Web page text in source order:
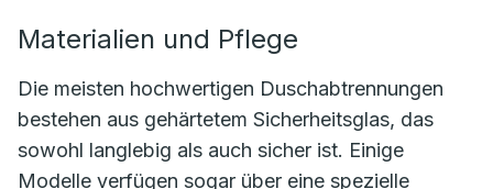
Materialien und Pflege
Die meisten hochwertigen Duschabtrennungen
bestehen aus gehärtetem Sicherheitsglas, das
sowohl langlebig als auch sicher ist. Einige
Modelle verfügen sogar über eine spezielle